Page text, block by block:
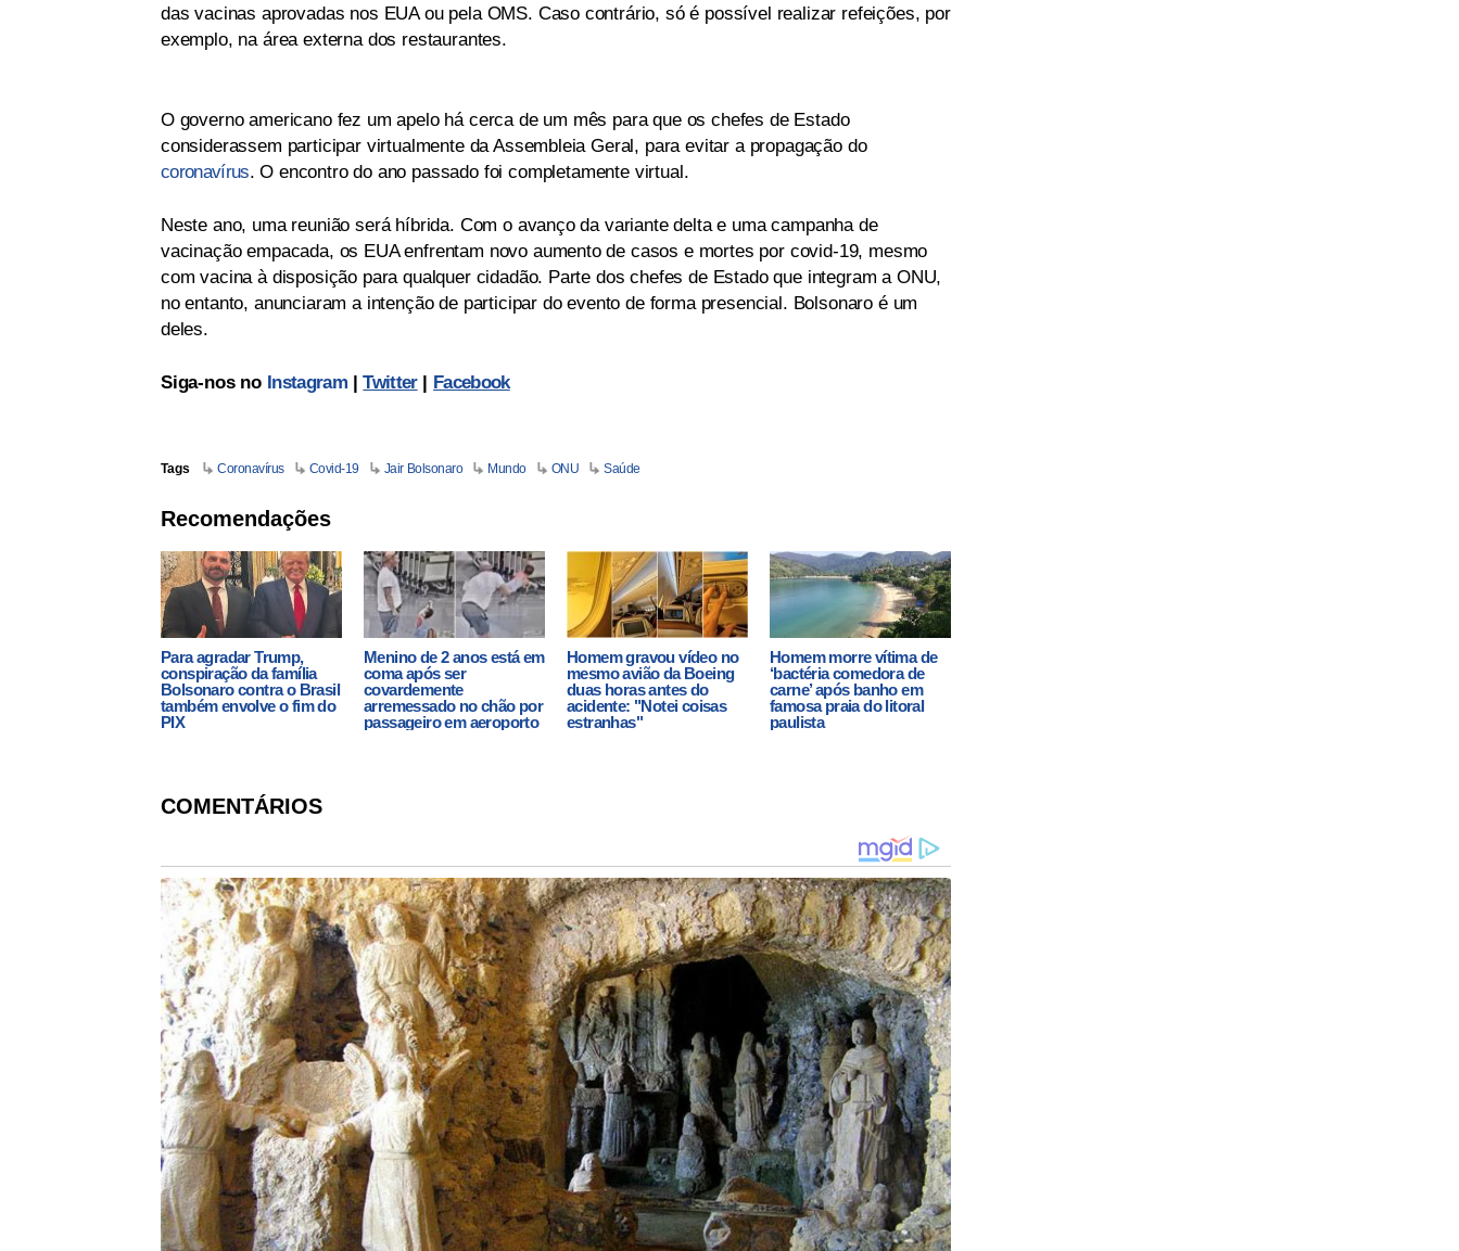
das vacinas aprovadas nos EUA ou pela OMS. Caso contrário, só é possível realizar refeições, por
exemplo, na área externa dos restaurantes.
O governo americano fez um apelo há cerca de um mês para que os chefes de Estado
considerassem participar virtualmente da Assembleia Geral, para evitar a propagação do
coronavírus. O encontro do ano passado foi completamente virtual.
Neste ano, uma reunião será híbrida. Com o avanço da variante delta e uma campanha de
vacinação empacada, os EUA enfrentam novo aumento de casos e mortes por covid-19, mesmo
com vacina à disposição para qualquer cidadão. Parte dos chefes de Estado que integram a ONU,
no entanto, anunciaram a intenção de participar do evento de forma presencial. Bolsonaro é um
deles.
Siga-nos no Instagram|Twitter| Facebook
Tags Coronavírus Covid-19 Jair Bolsonaro Mundo ONU Saúde
Recomendações
Para agradar Trump,
conspiração da família
Bolsonaro contra o Brasil
também envolve o fim do
PIX
Menino de 2 anos está em
coma após ser
covardemente
arremessado no chão por
passageiro em aeroporto
Homem gravou vídeo no
mesmo avião da Boeing
duas horas antes do
acidente: "Notei coisas
estranhas"
Homem morre vítima de
‘bactéria comedora de
carne’ após banho em
famosa praia do litoral
paulista
COMENTÁRIOS